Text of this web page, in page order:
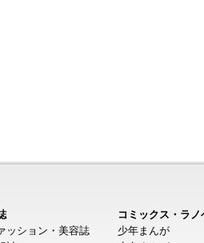
ッション・美容誌
コミックス・ラノ
少年まんが